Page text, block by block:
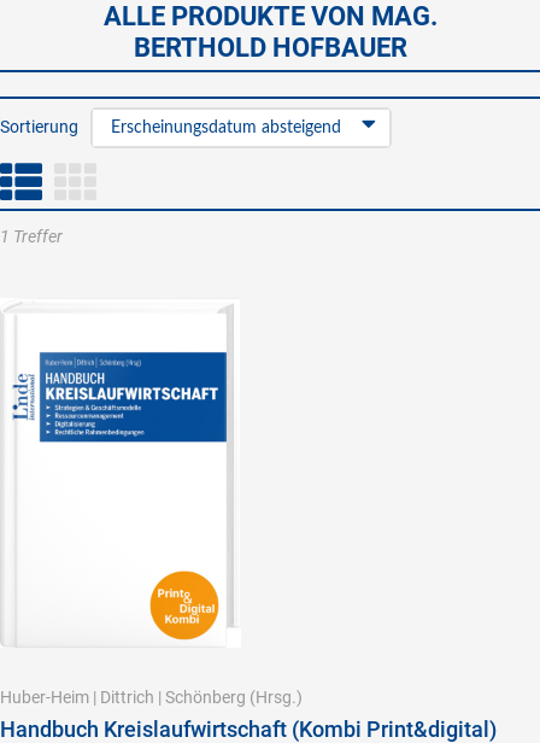
ALLE PRODUKTE VON MAG.
BERTHOLD HOFBAUER
Sortierung Erscheinungsdatum absteigend
1 Treffer
Huber-Heim | Dittrich | Schönberg (Hrsg.)
Handbuch Kreislaufwirtschaft (Kombi Print&digital)